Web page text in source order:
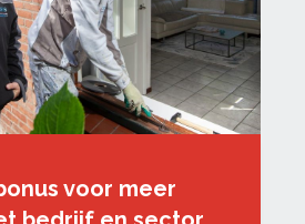
voor meer